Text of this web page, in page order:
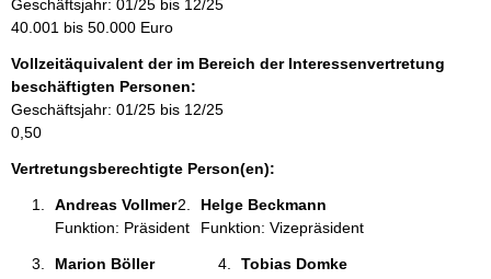
m
t
i
o
n
e
Geschäftsjahr: 01/25 bis 12/25
40.001 bis 50.000 Euro
Vollzeitäquivalent der im Bereich der Interessenvertretung
beschäftigten Personen:
Geschäftsjahr: 01/25 bis 12/25
0,50
Vertretungsberechtigte Person(en):
Andreas Vollmer
Funktion: Präsident
Helge Beckmann
Funktion: Vizepräsident
Marion Böller
Tobias Domke